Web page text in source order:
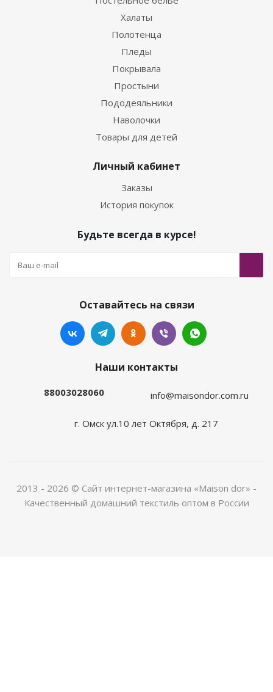
Халаты
Полотенца
Пледы
Покрывала
Простыни
Пододеяльники
Наволочки
Товары для детей
Личный кабинет
Заказы
История покупок
Будьте всегда в курсе!
Оставайтесь на связи
Наши контакты
88003028060 info@maisondor.com.ru
г. Омск ул.10 лет Октября, д. 217
2013 - 2026 © Сайт интернет-магазина «Maison dor» -
Качественный домашний текстиль оптом в России